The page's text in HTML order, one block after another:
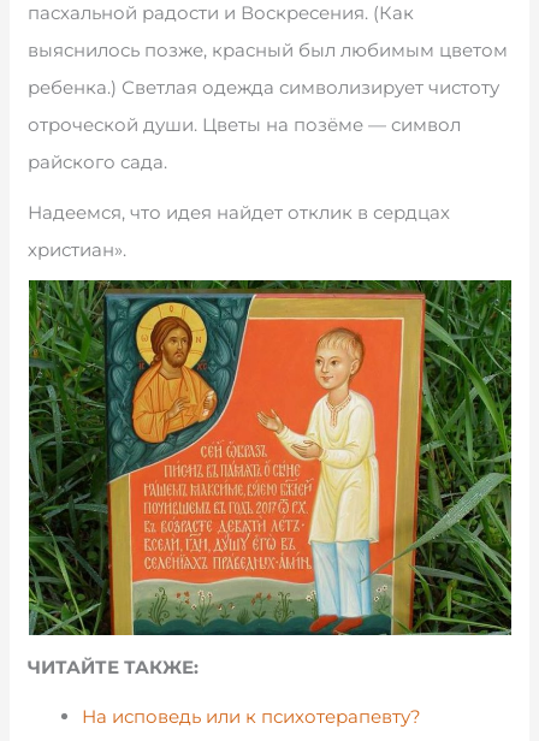
пасхальной радости и Воскресения. (Как
выяснилось позже, красный был любимым цветом
ребенка.) Светлая одежда символизирует чистоту
отроческой души. Цветы на позёме — символ
райского сада.
Надеемся, что идея найдет отклик в сердцах
христиан».
ЧИТАЙТЕ ТАКЖЕ:
На исповедь или к психотерапевту?